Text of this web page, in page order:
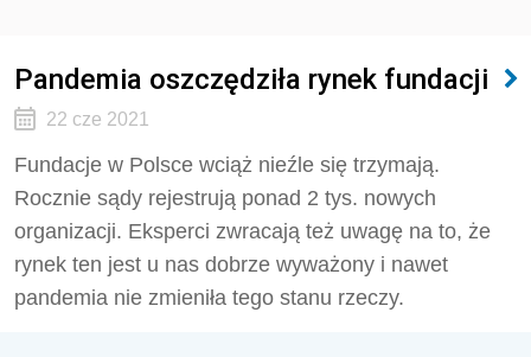
Pandemia oszczędziła rynek fundacji
22 cze 2021
Fundacje w Polsce wciąż nieźle się trzymają.
Rocznie sądy rejestrują ponad 2 tys. nowych
organizacji. Eksperci zwracają też uwagę na to, że
rynek ten jest u nas dobrze wyważony i nawet
pandemia nie zmieniła tego stanu rzeczy.